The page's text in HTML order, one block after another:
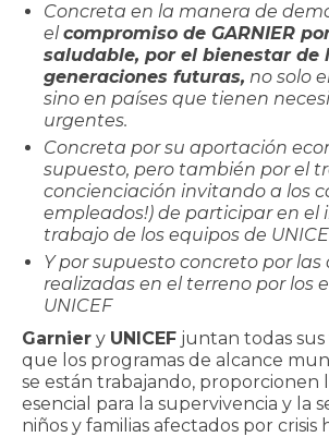
Concreta en la manera de
elcompromiso de GARNIER
saludable, por el bienestar de
generaciones futuras, no solo
sino en países que tienen
urgentes.
Concreta por su aportación
supuesto, pero también por el
concienciación invitando a los
empleados!) de participar en el
trabajo de los equipos de
Y por supuesto concreto por las
realizadas en el terreno por los
UNICEF
Garnier y UNICEF juntan todas sus
que los programas de alcance
se están trabajando, proporcionen
esencial para la supervivencia y la
niños y familias afectados por crisis